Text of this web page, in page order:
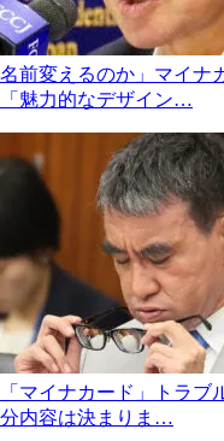
名前変えるのか」マイナ
「魅力的なデザイン…
「マイナカード」トラ
分内容は決まりま…